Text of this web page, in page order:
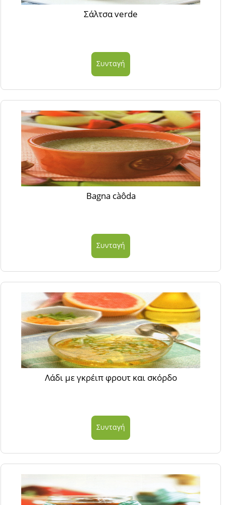
Σάλτσα verde
Συνταγή
Bagna càôda
Συνταγή
Λάδι με γκρέιπ φρουτ και σκόρδο
Συνταγή